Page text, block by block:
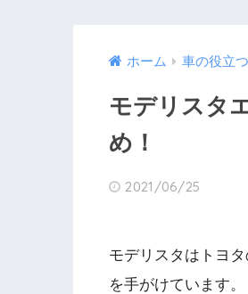
ホーム 車の役立
モデリスタ
め！
2021/06/25
モデリスタはトヨ
を手がけています。